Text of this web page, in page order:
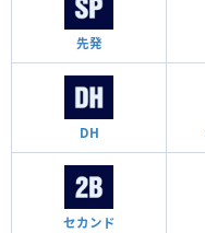
先発
DH
セカンド